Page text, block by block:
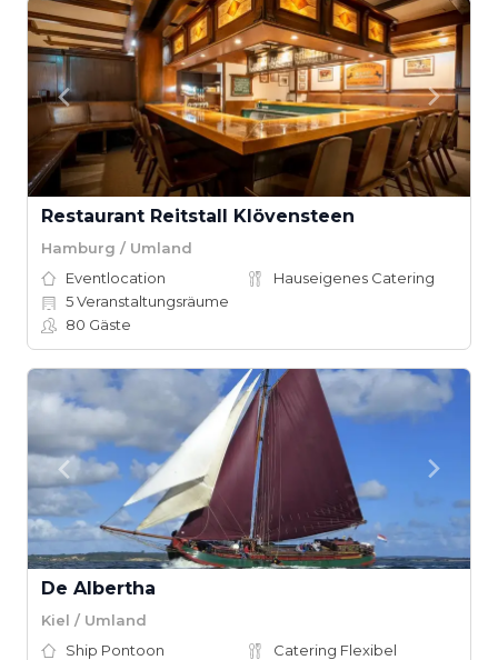
Restaurant Reitstall Klövensteen
Hamburg / Umland
Eventlocation
Hauseigenes Catering
5Veranstaltungsräume
80 Gäste
De Albertha
Kiel / Umland
Ship Pontoon
Catering Flexibel